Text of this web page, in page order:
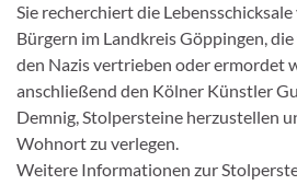
Sie recherchiert die
Bürgern im LandkreisGöppingen, die
den Nazis vertrieben oder ermordet
anschließend den Kölner KünstlerG
Demnig, Stolpersteine herzustellen
Wohnort zu verlegen.
Weitere Informationen zur